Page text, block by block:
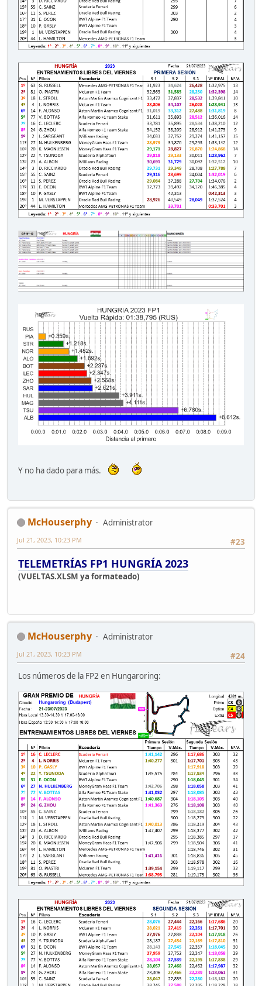
Y no ha dado para más.
McHouserphy
Administrator
#23
Jul 21, 2023, 10:23 PM
TELEMETRÍAS FP1 HUNGRÍA 2023
(VUELTAS.XLSM ya formateado)
McHouserphy
Administrator
#24
Jul 21, 2023, 10:23 PM
Los números de la FP2 en Hungaroring: